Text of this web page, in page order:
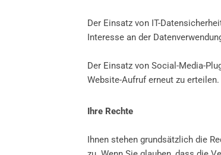
Der Einsatz von IT-
Interesse an der
Der Einsatz von Social-Media-
Website-Aufruf erneut zu erteilen.
Ihre Rechte
Ihnen stehen grundsätzlich die